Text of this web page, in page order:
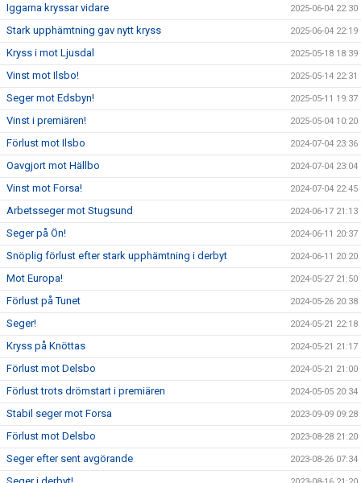
Iggarna kryssar vidare 2025-06-04 22:30
Stark upphämtning gav nytt kryss 2025-06-04 22:19
Kryss i mot Ljusdal 2025-05-18 18:39
Vinst mot Ilsbo! 2025-05-14 22:31
Seger mot Edsbyn! 2025-05-11 19:37
Vinst i premiären! 2025-05-04 10:20
Förlust mot Ilsbo 2024-07-04 23:36
Oavgjort mot Hällbo 2024-07-04 23:04
Vinst mot Forsa! 2024-07-04 22:45
Arbetsseger mot Stugsund 2024-06-17 21:13
Seger på Ön! 2024-06-11 20:37
Snöplig förlust efter stark upphämtning i derbyt 2024-06-11 20:20
Mot Europa! 2024-05-27 21:50
Förlust på Tunet 2024-05-26 20:38
Seger! 2024-05-21 22:18
Kryss på Knöttas 2024-05-21 21:17
Förlust mot Delsbo 2024-05-21 21:00
Förlust trots drömstart i premiären 2024-05-05 20:34
Stabil seger mot Forsa 2023-09-09 09:28
Förlust mot Delsbo 2023-08-28 21:20
Seger efter sent avgörande 2023-08-26 07:34